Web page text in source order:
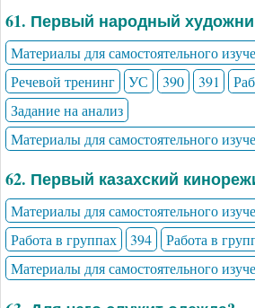
61. Первый народный
Материалы для самостоятельного
Речевой тренинг
УС 390 391
Задание на анализ
Материалы для самостоятельного
62. Первый казахский
Материалы для самостоятельного
Работа в группах
394
Работа в
Материалы для самостоятельного